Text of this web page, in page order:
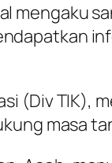
mengaku
(Div TIK),
masa